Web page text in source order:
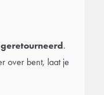
.
over bent, laat je